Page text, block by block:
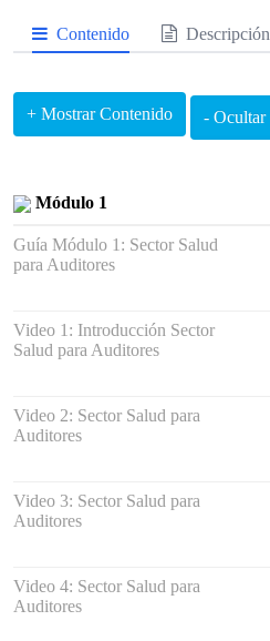
Contenido Descripción
Módulo 1
Guía Módulo 1: Sector Salud
para Auditores
Video 1: Introducción Sector
Salud para Auditores
Video 2: Sector Salud para
Auditores
Video 3: Sector Salud para
Auditores
Video 4: Sector Salud para
Auditores